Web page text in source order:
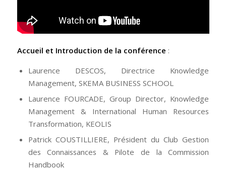
Accueil et Introduction de la conférence :
Laurence DESCOS, Directrice Knowledge
Management, SKEMA BUSINESS SCHOOL
Laurence FOURCADE, Group Director, Knowledge
Management & International Human Resources
Transformation, KEOLIS
Patrick COUSTILLIERE, Président du Club Gestion
des Connaissances & Pilote de la Commission
Handbook